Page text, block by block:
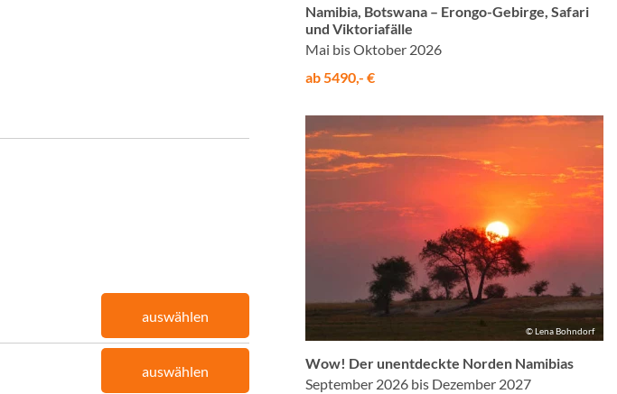
auswählen
auswählen
Namibia, Botswana – Erongo-Gebirge, Safari
und Viktoriafälle
Mai bis Oktober 2026
ab 5490,- €
© Lena Bohndorf
Wow! Der unentdeckte Norden Namibias
September 2026 bis Dezember 2027